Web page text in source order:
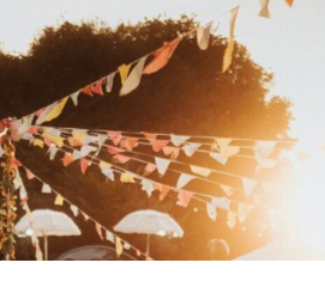
LES CHAMBRES
DESTINATION
SÉMINAIRES
DEMANDER À ÊTRE RAPPELÉ
FRANÇAIS